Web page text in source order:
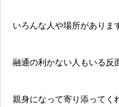
いろんな人や場所がありま
融通の利かない人もいる反
親身になって寄り添ってく